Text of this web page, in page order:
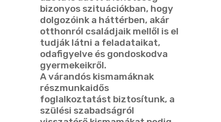
bizonyos szituációkban, hogy
dolgozóink a háttérben, akár
otthonról családjaik mellől is el
tudják látni a feladataikat,
odafigyelve és gondoskodva
gyermekeikről.
A várandós kismamáknak
részmunkaidős
foglalkoztatást biztosítunk, a
szülési szabadságról